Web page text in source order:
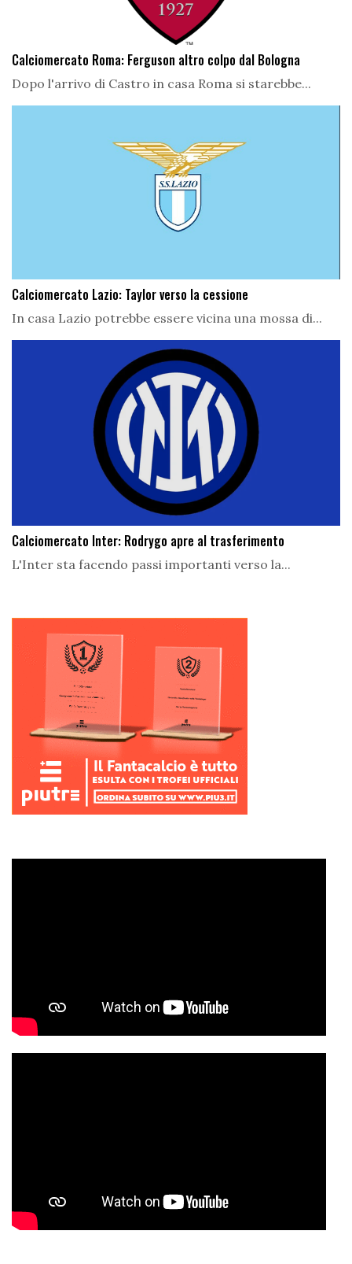
Calciomercato Roma: Ferguson altro colpo dal Bologna
Dopo l'arrivo di Castro in casa Roma si starebbe...
Calciomercato Lazio: Taylor verso la cessione
In casa Lazio potrebbe essere vicina una mossa di...
Calciomercato Inter: Rodrygo apre al trasferimento
L'Inter sta facendo passi importanti verso la...